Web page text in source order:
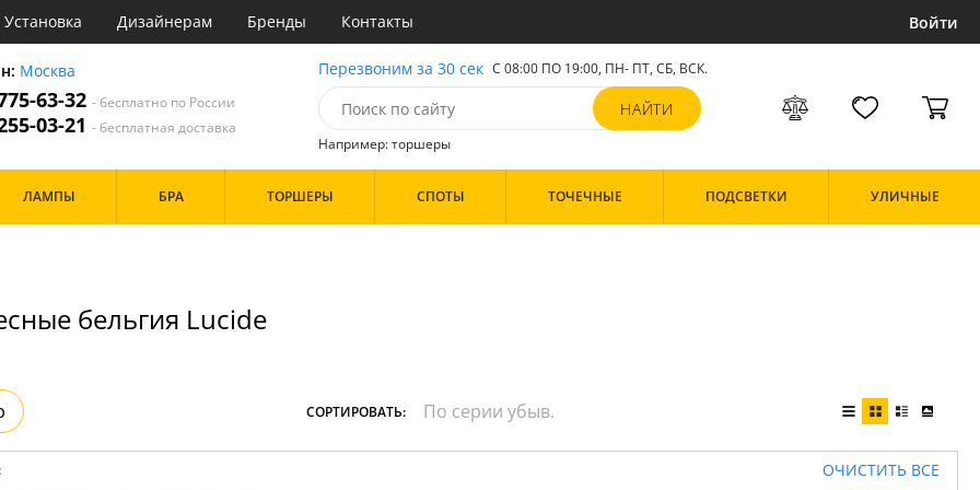
Установка Дизайнерам Бренды Контакты Войти
Москва
63-32- бесплатно по России
03-21- бесплатная доставка
Перезвоним за 30 сек С 08:00 ПО 19:00, ПН- ПТ, СБ, ВСК.
Например: торшеры
Дизайн/Форма
ЛАМПЫ БРА ТОРШЕРЫ СПОТЫ ТОЧЕЧНЫЕ ПОДСВЕТКИ УЛИЧНЫЕ
бельгия Lucide
СОРТИРОВАТЬ:
ОЧИСТИТЬ ВСЕ